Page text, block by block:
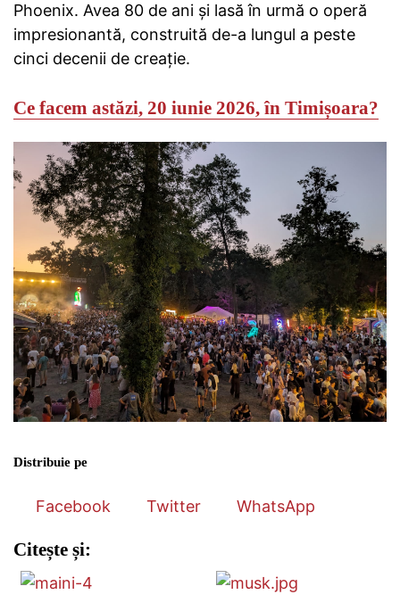
Phoenix. Avea 80 de ani și lasă în urmă o operă
impresionantă, construită de-a lungul a peste
cinci decenii de creație.
Ce facem astăzi, 20 iunie 2026, în Timișoara?
Distribuie pe
Facebook Twitter WhatsApp
Citește și: